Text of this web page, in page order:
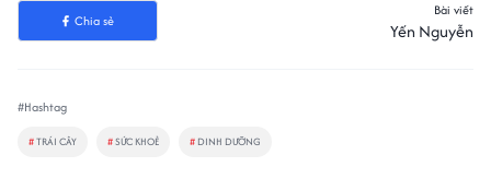
Chia sẻ
Bài viết
Yến Nguyễn
#Hashtag
#TRÁI CÂY #SỨC KHOẺ # DINH DƯỠNG